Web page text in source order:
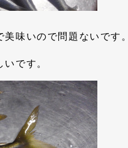
味いので問題ないです。
です。